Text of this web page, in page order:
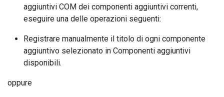
aggiuntivi COM dei componenti aggiuntivi correnti,
eseguire una delle operazioni seguenti:
Registrare manualmente il titolo di ogni componente
aggiuntivo selezionato in Componenti aggiuntivi
disponibili.
oppure